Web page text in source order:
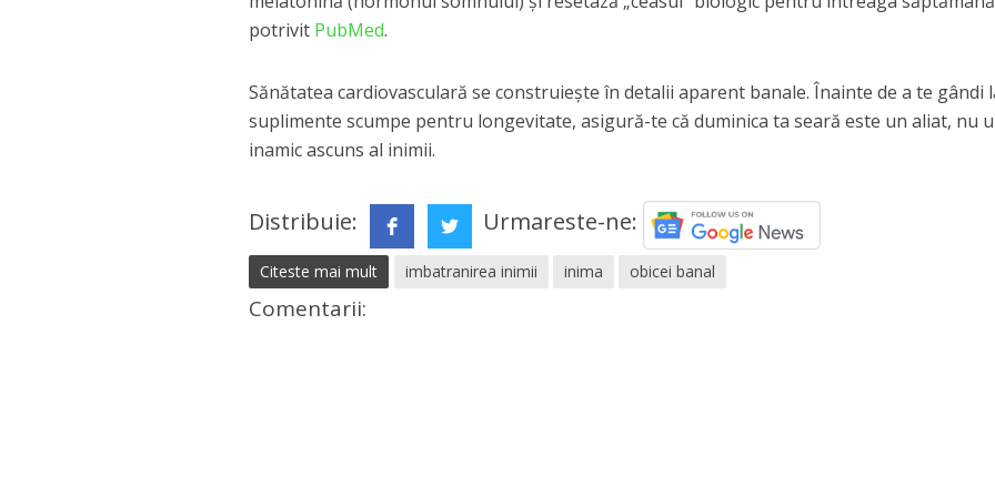
potrivit PubMed.
Sănătatea cardiovasculară se construiește în detalii aparent banale. Înainte de a te gândi
suplimente scumpe pentru longevitate, asigură-te că duminica ta seară este un aliat, nu
inamic ascuns al inimii.
Distribuie: Urmareste-ne:
Citeste mai mult imbatranirea inimii inima obicei banal
Comentarii: